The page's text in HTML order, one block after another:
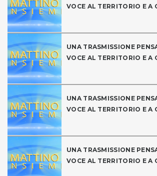
VOCE AL TERRITORIO E A
UNA TRASMISSIONE
VOCE AL TERRITORIO E A
UNA TRASMISSIONE
VOCE AL TERRITORIO E A
UNA TRASMISSIONE
VOCE AL TERRITORIO E A